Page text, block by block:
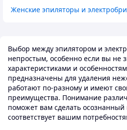
Выбор между эпилятором и
непростым, особенно если вы не
характеристиками и
предназначены для удаления
работают по-разному и имеют
преимущества. Понимание
поможет вам сделать
соответствует вашим
Женские эпиляторы и